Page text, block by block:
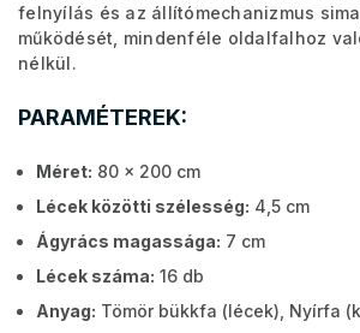
felnyílás és az állítómechanizmus
működését, mindenféle oldalfalhoz
nélkül.
PARAMÉTEREK:
Méret: 80 x 200 cm
Lécek közötti szélesség: 4,5 cm
Ágyrács magassága: 7 cm
Lécek száma: 16 db
Anyag: Tömör bükkfa (lécek), Nyírfa